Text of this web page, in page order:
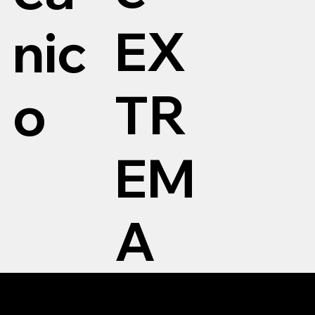
nic
o
EX
TR
EM
A